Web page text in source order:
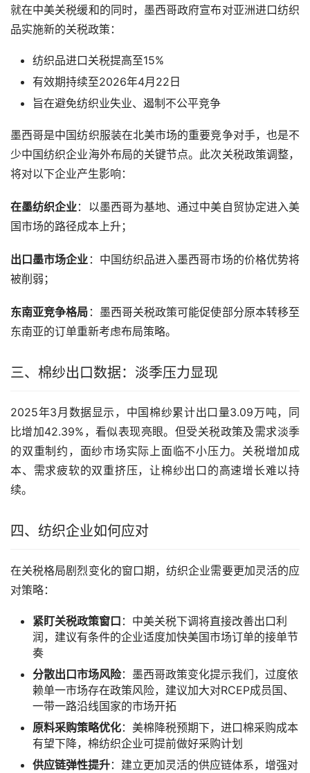
就在中美关税缓和的同时，墨西哥政府宣布对亚洲进口纺织
品实施新的关税政策：
纺织品进口关税提高至15%
有效期持续至2026年4月22日
旨在避免纺织业失业、遏制不公平竞争
墨西哥是中国纺织服装在北美市场的重要竞争对手，也是不
少中国纺织企业海外布局的关键节点。此次关税政策调整，
将对以下企业产生影响：
在墨纺织企业：以墨西哥为基地、通过中美自贸协定进入美
国市场的路径成本上升；
出口墨市场企业 ：中国纺织品进入墨西哥市场的价格优势将
被削弱；
东南亚竞争格局 ：墨西哥关税政策可能促使部分原本转移至
东南亚的订单重新考虑布局策略。
三、棉纱出口数据：淡季压力显现
2025年3月数据显示，中国棉纱累计出口量3.09万吨，同
比增加42.39%，看似表现亮眼。但受关税政策及需求淡季
的双重制约，面纱市场实际上面临不小压力。关税增加成
本、需求疲软的双重挤压，让棉纱出口的高速增长难以持
续。
四、纺织企业如何应对
在关税格局剧烈变化的窗口期，纺织企业需要更加灵活的应
对策略：
紧盯关税政策窗口 ：中美关税下调将直接改善出口利
润，建议有条件的企业适度加快美国市场订单的接单节
奏
分散出口市场风险：墨西哥政策变化提示我们，过度依
赖单一市场存在政策风险，建议加大对RCEP成员国、
一带一路沿线国家的市场开拓
原料采购策略优化：美棉降税预期下，进口棉采购成本
有望下降，棉纺织企业可提前做好采购计划
供应链弹性提升：建立更加灵活的供应链体系，增强对